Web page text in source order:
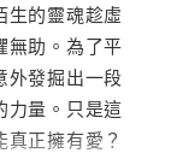
生的靈魂趁虛
無助。為了平
外發掘出一段
力量。只是這
正擁有愛？